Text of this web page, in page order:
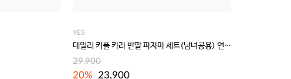
YES
데일리 커플 카라 반팔 파자마 세트(남녀공용) 연바이올렛
29,900
20% 23,900